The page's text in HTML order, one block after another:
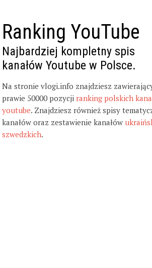
Ranking YouTube
Najbardziej kompletny spis
kanałów Youtube w Polsce.
Na stronie vlogi.info znajdziesz
prawie 50000 pozycji ranking polskich
youtube. Znajdziesz również spisy
kanałów oraz zestawienie kanałów
szwedzkich.